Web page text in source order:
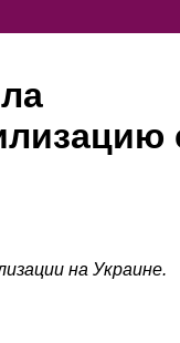
на Украине.